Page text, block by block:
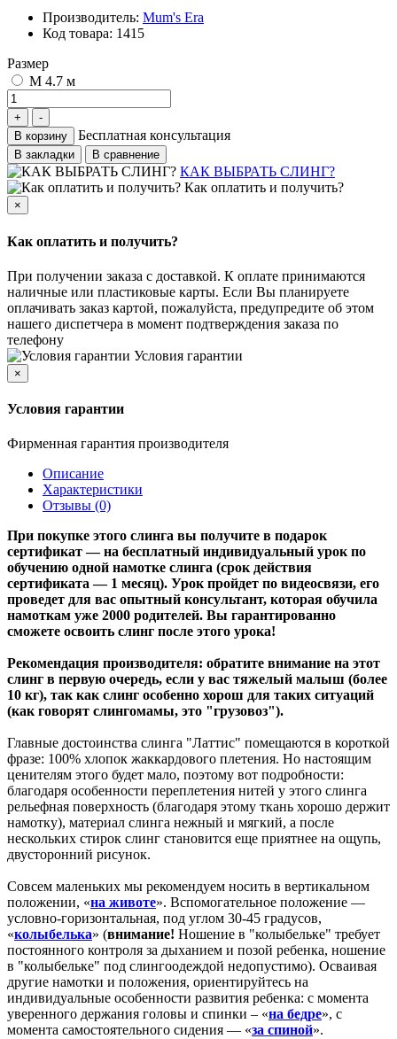
Производитель: Mum's Era
Код товара: 1415
Размер
M 4.7 м
В корзину Бесплатная консультация
В закладки В сравнение
КАК ВЫБРАТЬ СЛИНГ?
Как оплатить и получить?
×
Как оплатить и получить?
При получении заказа с доставкой. К оплате принимаются
наличные или пластиковые карты. Если Вы планируете
оплачивать заказ картой, пожалуйста, предупредите об этом
нашего диспетчера в момент подтверждения заказа по
телефону
Условия гарантии
×
Условия гарантии
Фирменная гарантия производителя
Описание
Характеристики
Отзывы (0)
При покупке этого слинга вы получите в подарок
сертификат — на бесплатный индивидуальный урок по
обучению одной намотке слинга (срок действия
сертификата — 1 месяц). Урок пройдет по видеосвязи, его
проведет для вас опытный консультант, которая обучила
намоткам уже 2000 родителей. Вы гарантированно
сможете освоить слинг после этого урока!
Рекомендация производителя: обратите внимание на этот
слинг в первую очередь, если у вас тяжелый малыш (более
10 кг), так как слинг особенно хорош для таких ситуаций
(как говорят слингомамы, это "грузовоз").
Главные достоинства слинга "Латтис" помещаются в короткой
фразе: 100% хлопок жаккардового плетения. Но настоящим
ценителям этого будет мало, поэтому вот подробности:
благодаря особенности переплетения нитей у этого слинга
рельефная поверхность (благодаря этому ткань хорошо держит
намотку), материал слинга нежный и мягкий, а после
нескольких стирок слинг становится еще приятнее на ощупь,
двусторонний рисунок.
Совсем маленьких мы рекомендуем носить в вертикальном
положении, «на животе». Вспомогательное положение —
условно-горизонтальная, под углом 30-45 градусов,
«колыбелька» (внимание! Ношение в "колыбельке" требует
постоянного контроля за дыханием и позой ребенка, ношение
в "колыбельке" под слингоодеждой недопустимо). Осваивая
другие намотки и положения, ориентируйтесь на
индивидуальные особенности развития ребенка: с момента
уверенного держания головы и спинки – «на бедре», с
момента самостоятельного сидения — «за спиной».